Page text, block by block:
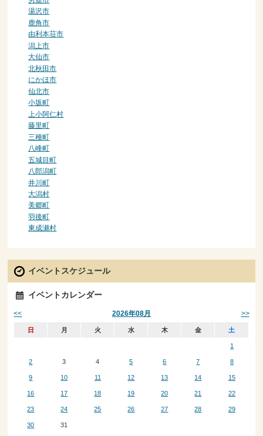
湯沢市
鹿角市
由利本荘市
潟上市
大仙市
北秋田市
にかほ市
仙北市
小坂町
上小阿仁村
藤里町
三種町
八峰町
五城目町
八郎潟町
井川町
大潟村
美郷町
羽後町
東成瀬村
イベントスケジュール
イベントカレンダー
2026年08月
<< >>
日 月 火 水 木 金 土
1
2 3 4 5 6 7 8
9 10 11 12 13 14 15
16 17 18 19 20 21 22
23 24 25 26 27 28 29
30 31